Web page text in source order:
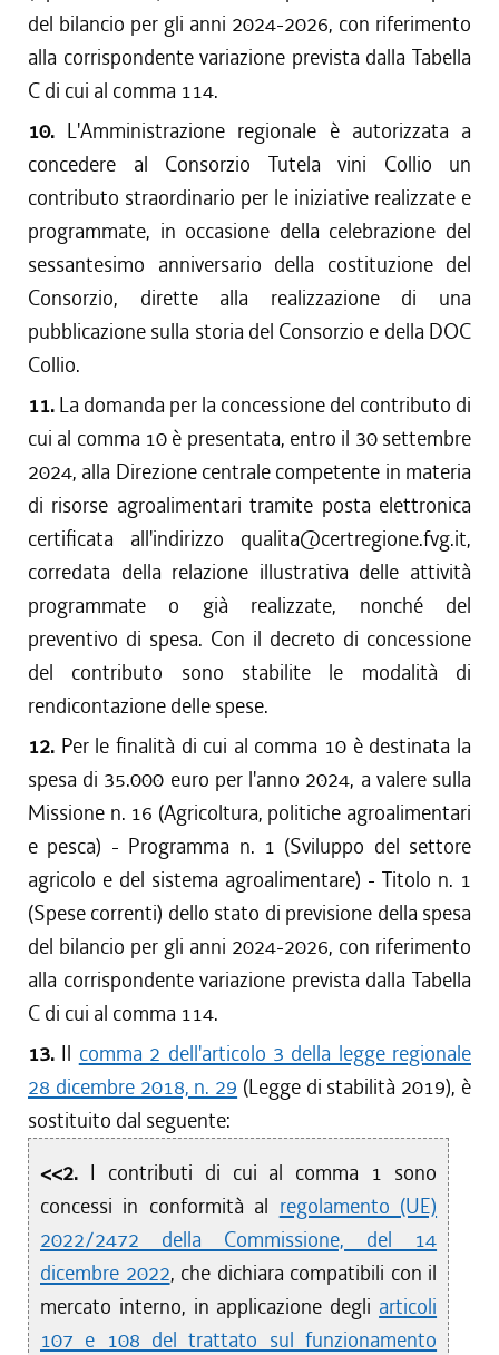
del bilancio per gli anni 2024-2026, con riferimento
alla corrispondente variazione prevista dalla Tabella
C di cui al comma 114.
10. L'Amministrazione regionale è autorizzata a
concedere al Consorzio Tutela vini Collio un
contributo straordinario per le iniziative realizzate e
programmate, in occasione della celebrazione del
sessantesimo anniversario della costituzione del
Consorzio, dirette alla realizzazione di una
pubblicazione sulla storia del Consorzio e della DOC
Collio.
11. La domanda per la concessione del contributo di
cui al comma 10 è presentata, entro il 30 settembre
2024, alla Direzione centrale competente in materia
di risorse agroalimentari tramite posta elettronica
certificata all'indirizzo qualita@certregione.fvg.it,
corredata della relazione illustrativa delle attività
programmate o già realizzate, nonché del
preventivo di spesa. Con il decreto di concessione
del contributo sono stabilite le modalità di
rendicontazione delle spese.
12. Per le finalità di cui al comma 10 è destinata la
spesa di 35.000 euro per l'anno 2024, a valere sulla
Missione n. 16 (Agricoltura, politiche agroalimentari
e pesca) - Programma n. 1 (Sviluppo del settore
agricolo e del sistema agroalimentare) - Titolo n. 1
(Spese correnti) dello stato di previsione della spesa
del bilancio per gli anni 2024-2026, con riferimento
alla corrispondente variazione prevista dalla Tabella
C di cui al comma 114.
13. Il comma 2 dell'articolo 3 della legge regionale
28 dicembre 2018, n. 29 (Legge di stabilità 2019), è
sostituito dal seguente:
<<2. I contributi di cui al comma 1 sono
concessi in conformità al regolamento (UE)
2022/2472 della Commissione, del 14
dicembre 2022, che dichiara compatibili con il
mercato interno, in applicazione degli articoli
107 e 108 del trattato sul funzionamento